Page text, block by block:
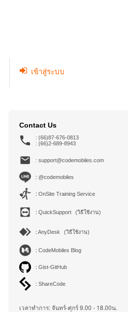
เข้าสู่ระบบ
Contact Us
: (66)87-676-0813
: (66)2-689-8943
: support@codemobiles.com
: @codemobiles
: OnSite Training Service
: QuickSupport (วิธีใช้งาน)
: AnyDesk (วิธีใช้งาน)
: CodeMobiles Blog
: Gist-GitHub
: ShareCode
เวลาทำการ: จันทร์-ศุกร์ 9.00 - 18.00น.